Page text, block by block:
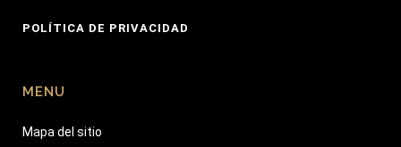
POLÍTICA DE PRIVACIDAD
MENU
Mapa del sitio